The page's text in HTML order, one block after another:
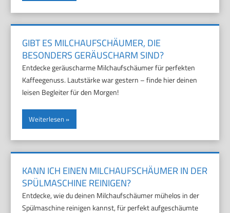
GIBT ES MILCHAUFSCHÄUMER, DIE
BESONDERS GERÄUSCHARM SIND?
Entdecke geräuscharme Milchaufschäumer für perfekten
Kaffeegenuss. Lautstärke war gestern – finde hier deinen
leisen Begleiter für den Morgen!
Weiterlesen
KANN ICH EINEN MILCHAUFSCHÄUMER IN DER
SPÜLMASCHINE REINIGEN?
Entdecke, wie du deinen Milchaufschäumer mühelos in der
Spülmaschine reinigen kannst, für perfekt aufgeschäumte